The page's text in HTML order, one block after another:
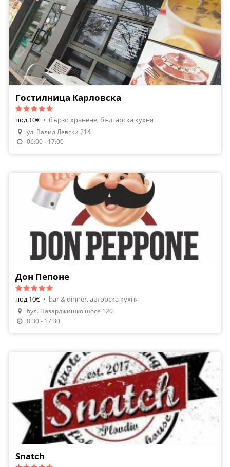
Гостилница Карловска
под 10€ • бързо хранене, българска кухня
ул. Валил Левски 214
06:00 - 17:00
Дон Пепоне
под 10€ • bar & dinner, авторска кухня
бул. Пазарджишко шосе 120
8:30 - 17:30
Snatch